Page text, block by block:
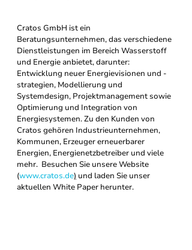
Cratos GmbH ist ein
Beratungsunternehmen, das verschiedene
Dienstleistungen im Bereich Wasserstoff
und Energie anbietet, darunter:
Entwicklung neuer Energievisionen und -
strategien, Modellierung und
Systemdesign, Projektmanagement sowie
Optimierung und Integration von
Energiesystemen. Zu den Kunden von
Cratos gehören Industrieunternehmen,
Kommunen, Erzeuger erneuerbarer
Energien, Energienetzbetreiber und viele
mehr.  Besuchen Sie unsere Website
(www.cratos.de) und laden Sie unser
aktuellen White Paper herunter.